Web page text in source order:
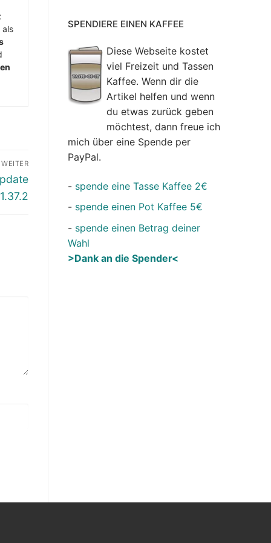
WEITER
SPENDIERE EINEN KAFFEE
Diese Webseite kostet
viel Freizeit und Tassen
Kaffee. Wenn dir die
Artikel helfen und wenn
du etwas zurück geben
möchtest, dann freue ich
mich über eine Spende per
PayPal.
- spende eine Tasse Kaffee 2€
- spende einen Pot Kaffee 5€
- spende einen Betrag deiner
Wahl
>Dank an die Spender<